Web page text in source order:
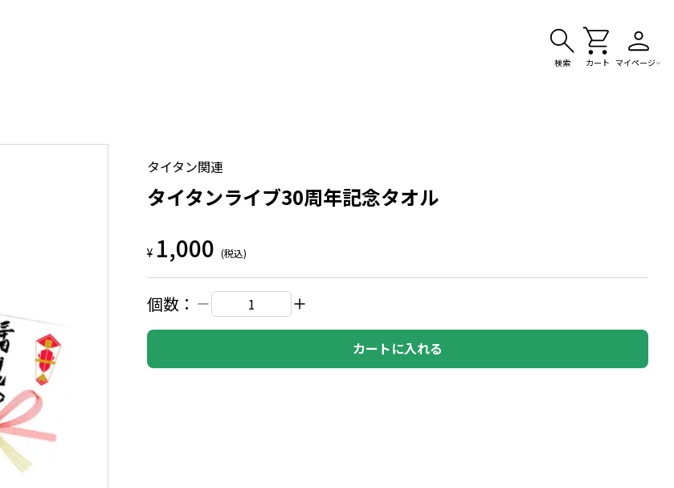
検索 カート マイページ
タイタン関連
タイタンライブ30周年記念タオル
¥ 1,000 (税込)
個数：
カートに入れる